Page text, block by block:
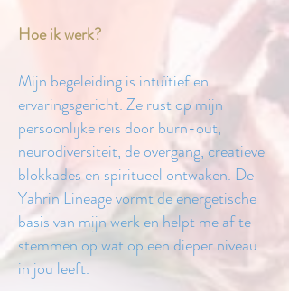
Hoe ik werk?
Mijn begeleiding is intuïtief en
ervaringsgericht. Ze rust op mijn
persoonlijke reis door burn-out,
neurodiversiteit, de overgang, creatieve
blokkades en spiritueel ontwaken. De
Yahrin Lineage vormt de energetische
basis van mijn werk en helpt me af te
stemmen op wat op een dieper niveau
in jou leeft.